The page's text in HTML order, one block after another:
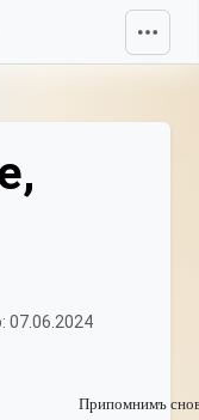
07.06.2024
Припомнимъ